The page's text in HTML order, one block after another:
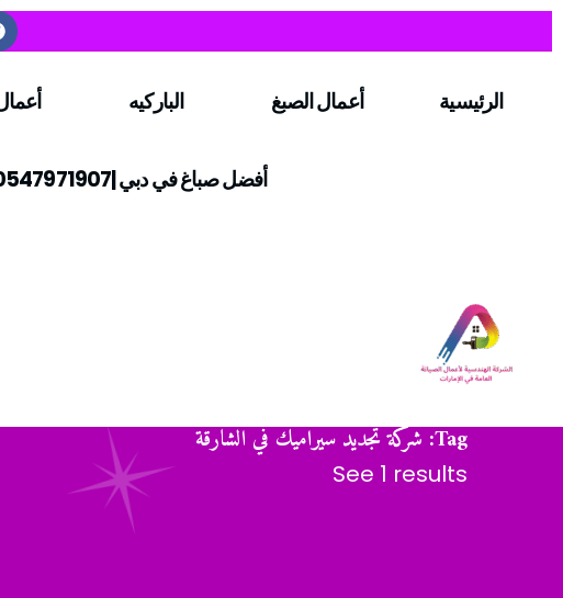
الرئيسية أعمال الصبغ الباركيه
أفضل صباغ في دبي |0547971907
Tag: شركة تجديد سيراميك في الشارقة
See 1 results